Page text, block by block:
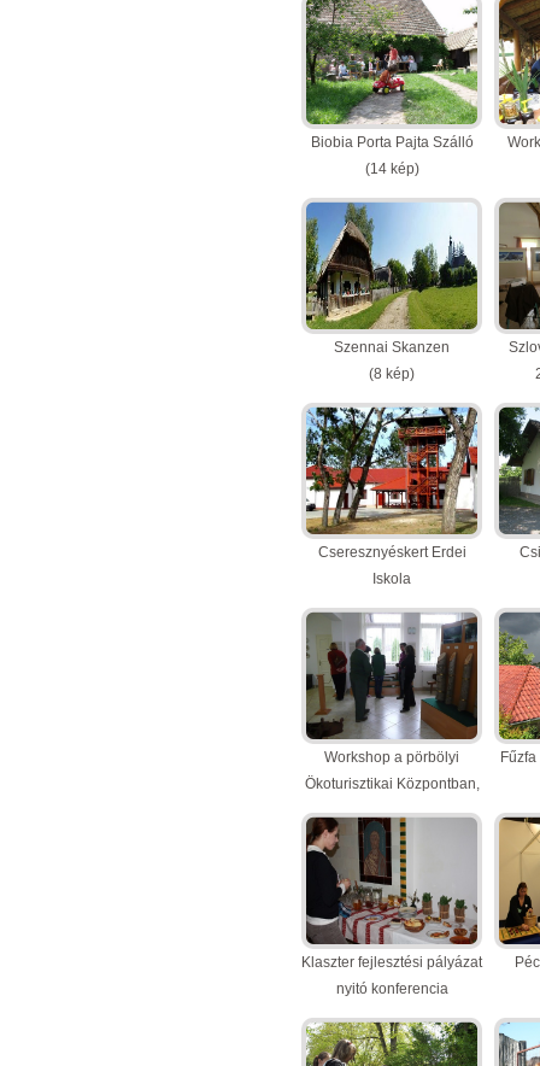
(22 kép)
Biobia Porta Pajta Szálló
(14 kép)
Szennai Skanzen
(8 kép)
Cseresznyéskert Erdei
Iskola
(6 kép)
Workshop a pörbölyi
Ökoturisztikai Központban,
2013.04.05-06.
(19 kép)
Klaszter fejlesztési pályázat
nyitó konferencia
2013.03.09
(10 kép)